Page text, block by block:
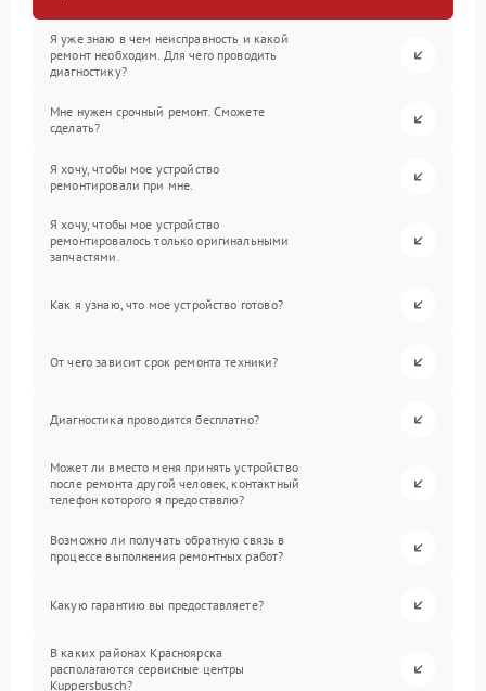
Я уже знаю в чем неисправность и какой
ремонт необходим. Для чего проводить
диагностику?
Мне нужен срочный ремонт. Сможете
сделать?
Я хочу, чтобы мое устройство
ремонтировали при мне.
Я хочу, чтобы мое устройство
ремонтировалось только оригинальными
запчастями.
Как я узнаю, что мое устройство готово?
От чего зависит срок ремонта техники?
Диагностика проводится бесплатно?
Может ли вместо меня принять устройство
после ремонта другой человек, контактный
телефон которого я предоставлю?
Возможно ли получать обратную связь в
процессе выполнения ремонтных работ?
Какую гарантию вы предоставляете?
В каких районах Красноярска
располагаются сервисные центры
Kuppersbusch?